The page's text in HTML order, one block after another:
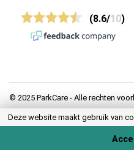
(8.6/10)
© 2025 ParkCare - Alle rechten
Privacy
Deze website maakt gebruik van